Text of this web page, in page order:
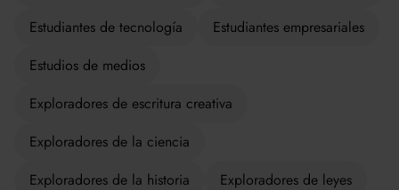
Estudiantes de tecnología
Estudiantes empresariales
Estudios de medios
Exploradores de escritura creativa
Exploradores de la ciencia
Exploradores de la historia
Exploradores de leyes